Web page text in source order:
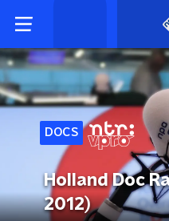
DOCS
Holland Doc
2012)